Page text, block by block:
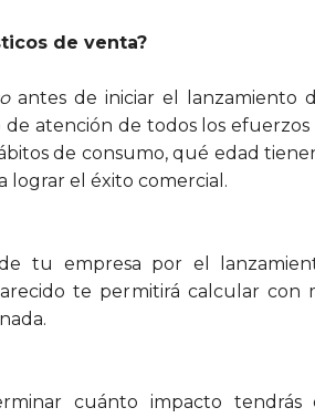
de venta?
antes de iniciar el lanzamiento
atención de todos los
de consumo, qué edad
lograr el éxito comercial.
tu empresa por el
te permitirá calcular con
cuánto impacto tendrás